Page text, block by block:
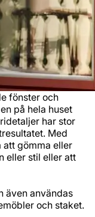
fönster och
på hela huset
har stor
Med
gömma eller
eller stil eller att
även användas
och staket.